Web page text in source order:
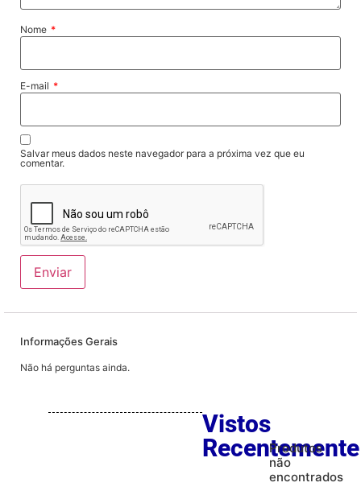
Nome *
E-mail *
Salvar meus dados neste navegador para a próxima vez que eu
comentar.
Informações Gerais
Não há perguntas ainda.
Vistos
Recentemente
Produtos
não
encontrados